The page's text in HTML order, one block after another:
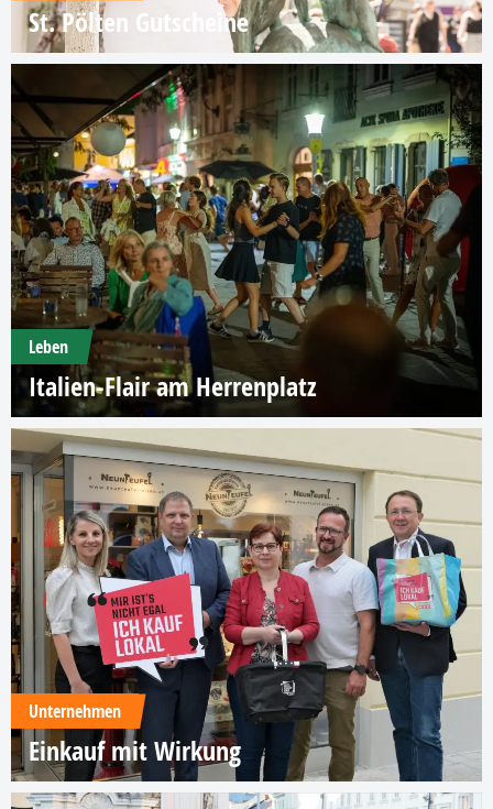
St. Pölten Gutscheine
Leben
Italien-Flair am Herrenplatz
Unternehmen
Einkauf mit Wirkung